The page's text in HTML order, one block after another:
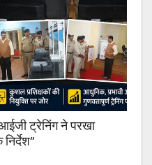
ट्रेनिंग ने परखा